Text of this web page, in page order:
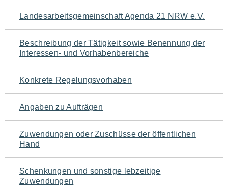
Navigation
für
den
Seiteninhalt
Landesarbeitsgemeinschaft Agenda 21 NRW e.V.
Beschreibung der Tätigkeit sowie Benennung der
Interessen- und Vorhabenbereiche
Konkrete Regelungsvorhaben
Angaben zu Aufträgen
Zuwendungen oder Zuschüsse der öffentlichen
Hand
Schenkungen und sonstige lebzeitige
Zuwendungen